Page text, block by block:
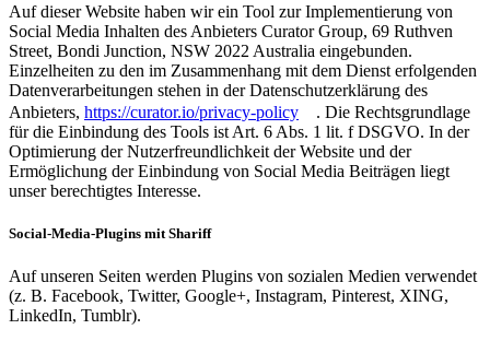
Auf dieser Website haben wir ein Tool zur Implementierung von
Social Media Inhalten des Anbieters Curator Group, 69 Ruthven
Street, Bondi Junction, NSW 2022 Australia eingebunden.
Einzelheiten zu den im Zusammenhang mit dem Dienst erfolgenden
Datenverarbeitungen stehen in der Datenschutzerklärung des
Anbieters, https://curator.io/privacy-policy
. Die Rechtsgrundlage
für die Einbindung des Tools ist Art. 6 Abs. 1 lit. f DSGVO. In der
Optimierung der Nutzerfreundlichkeit der Website und der
Ermöglichung der Einbindung von Social Media Beiträgen liegt
unser berechtigtes Interesse.
Social-Media-Plugins mit Shariff
Auf unseren Seiten werden Plugins von sozialen Medien verwendet
(z. B. Facebook, Twitter, Google+, Instagram, Pinterest, XING,
LinkedIn, Tumblr).